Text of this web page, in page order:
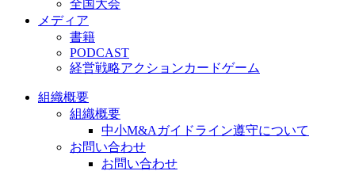
全国大会
メディア
書籍
PODCAST
経営戦略アクションカードゲーム
組織概要
組織概要
中小M&Aガイドライン遵守について
お問い合わせ
お問い合わせ